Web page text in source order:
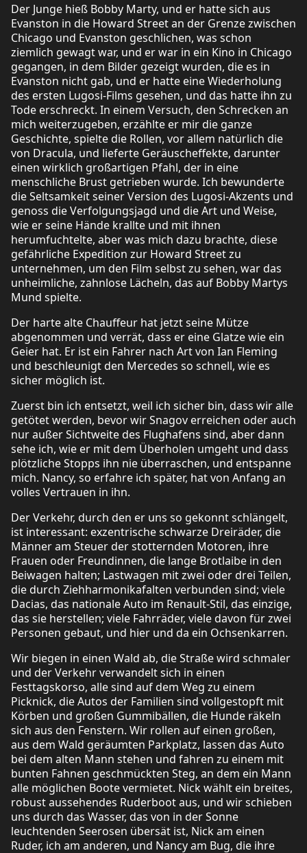
Der Junge hieß Bobby Marty, und er hatte sich aus
Evanston in die Howard Street an der Grenze zwischen
Chicago und Evanston geschlichen, was schon
ziemlich gewagt war, und er war in ein Kino in Chicago
gegangen, in dem Bilder gezeigt wurden, die es in
Evanston nicht gab, und er hatte eine Wiederholung
des ersten Lugosi-Films gesehen, und das hatte ihn zu
Tode erschreckt. In einem Versuch, den Schrecken an
mich weiterzugeben, erzählte er mir die ganze
Geschichte, spielte die Rollen, vor allem natürlich die
von Dracula, und lieferte Geräuscheffekte, darunter
einen wirklich großartigen Pfahl, der in eine
menschliche Brust getrieben wurde. Ich bewunderte
die Seltsamkeit seiner Version des Lugosi-Akzents und
genoss die Verfolgungsjagd und die Art und Weise,
wie er seine Hände krallte und mit ihnen
herumfuchtelte, aber was mich dazu brachte, diese
gefährliche Expedition zur Howard Street zu
unternehmen, um den Film selbst zu sehen, war das
unheimliche, zahnlose Lächeln, das auf Bobby Martys
Mund spielte.
Der harte alte Chauffeur hat jetzt seine Mütze
abgenommen und verrät, dass er eine Glatze wie ein
Geier hat. Er ist ein Fahrer nach Art von Ian Fleming
und beschleunigt den Mercedes so schnell, wie es
sicher möglich ist.
Zuerst bin ich entsetzt, weil ich sicher bin, dass wir alle
getötet werden, bevor wir Snagov erreichen oder auch
nur außer Sichtweite des Flughafens sind, aber dann
sehe ich, wie er mit dem Überholen umgeht und dass
plötzliche Stopps ihn nie überraschen, und entspanne
mich. Nancy, so erfahre ich später, hat von Anfang an
volles Vertrauen in ihn.
Der Verkehr, durch den er uns so gekonnt schlängelt,
ist interessant: exzentrische schwarze Dreiräder, die
Männer am Steuer der stotternden Motoren, ihre
Frauen oder Freundinnen, die lange Brotlaibe in den
Beiwagen halten; Lastwagen mit zwei oder drei Teilen,
die durch Ziehharmonikafalten verbunden sind; viele
Dacias, das nationale Auto im Renault-Stil, das einzige,
das sie herstellen; viele Fahrräder, viele davon für zwei
Personen gebaut, und hier und da ein Ochsenkarren.
Wir biegen in einen Wald ab, die Straße wird schmaler
und der Verkehr verwandelt sich in einen
Festtagskorso, alle sind auf dem Weg zu einem
Picknick, die Autos der Familien sind vollgestopft mit
Körben und großen Gummibällen, die Hunde räkeln
sich aus den Fenstern. Wir rollen auf einen großen,
aus dem Wald geräumten Parkplatz, lassen das Auto
bei dem alten Mann stehen und fahren zu einem mit
bunten Fahnen geschmückten Steg, an dem ein Mann
alle möglichen Boote vermietet. Nick wählt ein breites,
robust aussehendes Ruderboot aus, und wir schieben
uns durch das Wasser, das von in der Sonne
leuchtenden Seerosen übersät ist, Nick am einen
Ruder, ich am anderen, und Nancy am Bug, die ihre